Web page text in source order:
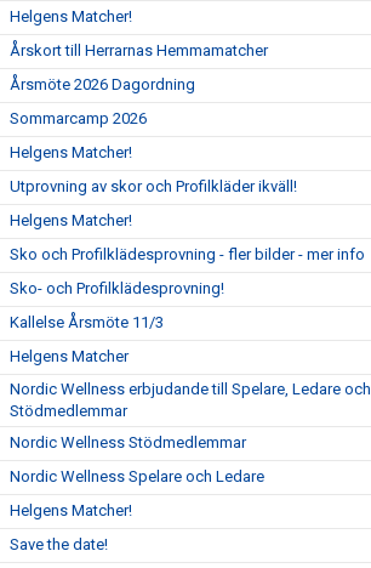
Helgens Matcher!
Årskort till Herrarnas Hemmamatcher
Årsmöte 2026 Dagordning
Sommarcamp 2026
Helgens Matcher!
Utprovning av skor och Profilkläder ikväll!
Helgens Matcher!
Sko och Profilklädesprovning - fler bilder - mer info
Sko- och Profilklädesprovning!
Kallelse Årsmöte 11/3
Helgens Matcher
Nordic Wellness erbjudande till Spelare, Ledare och
Stödmedlemmar
Nordic Wellness Stödmedlemmar
Nordic Wellness Spelare och Ledare
Helgens Matcher!
Save the date!